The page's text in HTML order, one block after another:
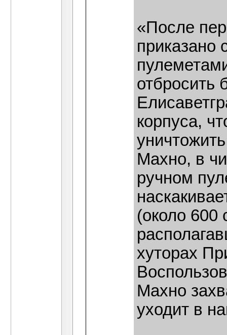
«После
приказано
отбросить
корпуса,
Махно, в
ручном
(около 600
хуторах
Махно
уходит в